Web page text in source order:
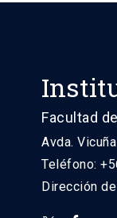
Facultad
Avda.
Teléfono:
Dirección